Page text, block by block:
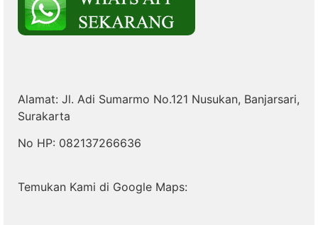
Alamat: Jl. Adi Sumarmo No.121 Nusukan, Banjarsari,
Surakarta
No HP: 082137266636
Temukan Kami di Google Maps: